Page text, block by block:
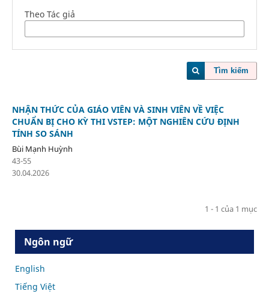
Theo Tác giả
Tìm kiếm
NHẬN THỨC CỦA GIÁO VIÊN VÀ SINH VIÊN VỀ VIỆC
CHUẨN BỊ CHO KỲ THI VSTEP: MỘT NGHIÊN CỨU ĐỊNH
TÍNH SO SÁNH
Bùi Mạnh Huỳnh
43-55
30.04.2026
1 - 1 của 1 mục
Ngôn ngữ
English
Tiếng Việt